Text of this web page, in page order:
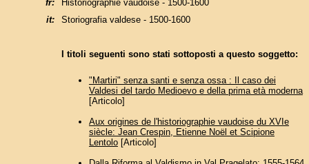
fr:
Historiographie vaudoise - 1500-1600
it:
Storiografia valdese - 1500-1600
I titoli seguenti sono stati sottoposti a questo soggetto:
"Martiri" senza santi e senza ossa : Il caso dei
Valdesi del tardo Medioevo e della prima età moderna
[Articolo]
Aux origines de l'historiographie vaudoise du XVIe
siècle: Jean Crespin, Etienne Noël et Scipione
Lentolo[Articolo]